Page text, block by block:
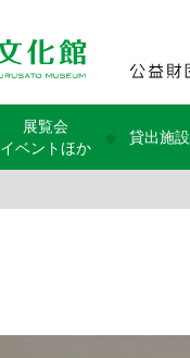
展覧会
イベントほか
貸出施設